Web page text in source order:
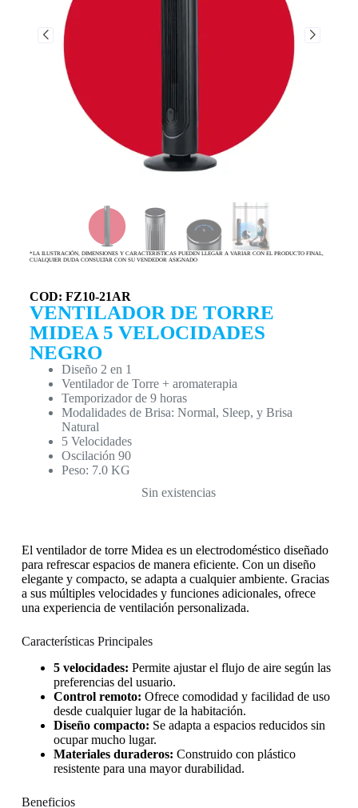
*LA ILUSTRACIÓN, DIMENSIONES Y CARACTERISTICAS PUEDEN LLEGAR A VARIAR CON EL PRODUCTO FINAL,
CUALQUIER DUDA CONSULTAR CON SU VENDEDOR ASIGNADO
COD: FZ10-21AR
VENTILADOR DE TORRE
MIDEA 5 VELOCIDADES
NEGRO
Diseño 2 en 1
Ventilador de Torre + aromaterapia
Temporizador de 9 horas
Modalidades de Brisa: Normal, Sleep, y Brisa
Natural
5 Velocidades
Oscilación 90
Peso: 7.0 KG
Sin existencias
El ventilador de torre Midea es un electrodoméstico diseñado
para refrescar espacios de manera eficiente. Con un diseño
elegante y compacto, se adapta a cualquier ambiente. Gracias
a sus múltiples velocidades y funciones adicionales, ofrece
una experiencia de ventilación personalizada.
Características Principales
5 velocidades: Permite ajustar el flujo de aire según las
preferencias del usuario.
Control remoto: Ofrece comodidad y facilidad de uso
desde cualquier lugar de la habitación.
Diseño compacto: Se adapta a espacios reducidos sin
ocupar mucho lugar.
Materiales duraderos: Construido con plástico
resistente para una mayor durabilidad.
Beneficios